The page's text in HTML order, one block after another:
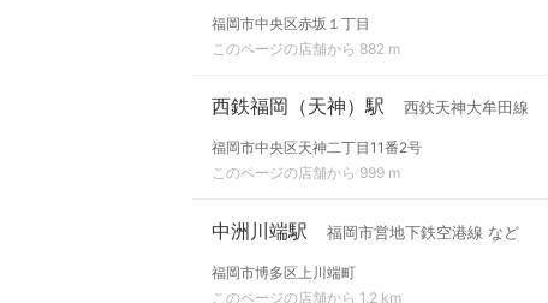
福岡市中央区赤坂１丁目
このページの店舗から 882 m
西鉄福岡（天神）駅 西鉄天神大牟田線
福岡市中央区天神二丁目11番2号
このページの店舗から 999 m
中洲川端駅 福岡市営地下鉄空港線 など
福岡市博多区上川端町
このページの店舗から 1.2 km